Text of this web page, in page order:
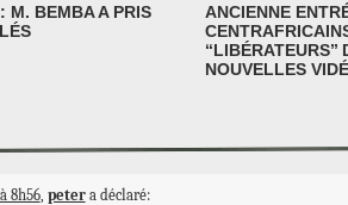
ANCIENNE
NOUVELLES
M. BEMBA A PRIS
8h56, peter a déclaré: